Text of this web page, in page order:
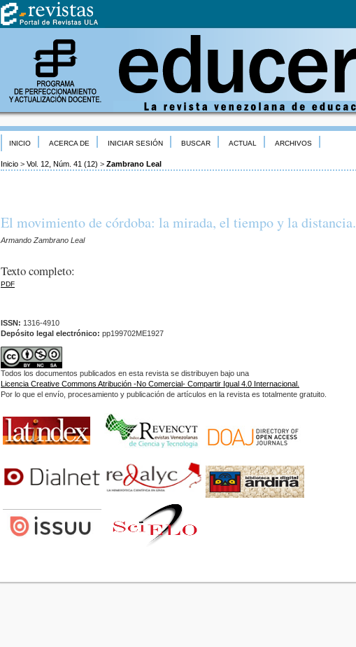
INICIO ACERCA DE INICIAR SESIÓN BUSCAR ACTUAL ARCHIVOS
Inicio > Vol. 12, Núm. 41 (12) > Zambrano Leal
El movimiento de córdoba: la mirada, el tiempo y la distancia.
Armando Zambrano Leal
Texto completo:
PDF
ISSN: 1316-4910
Depósito legal electrónico: pp199702ME1927
Todos los documentos publicados en esta revista se distribuyen bajo una
Licencia Creative Commons Atribución -No Comercial- Compartir Igual 4.0 Internacional.
Por lo que el envío, procesamiento y publicación de artículos en la revista es totalmente gratuito.